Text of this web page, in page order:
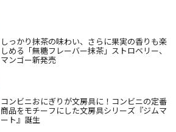
しっかり抹茶の味わい、さらに果実の香りも楽
しめる「無糖フレーバー抹茶」ストロベリー、
マンゴー新発売
コンビニおにぎりが文房具に！コンビニの定番
商品をモチーフにした文房具シリーズ『ジムマ
ート』誕生